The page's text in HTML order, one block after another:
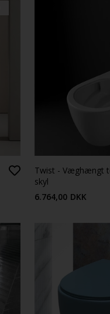
Twist - Væghængt
skyl
6.764,00 DKK